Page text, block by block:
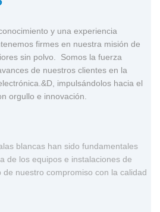
y una experiencia
firmes en nuestra misión de
sin polvo. Somos la fuerza
de nuestros clientes en la
impulsándolos hacia el
orgullo e innovación.
blancas han sido fundamentales
de los equipos e instalaciones de
de nuestro compromiso con la calidad